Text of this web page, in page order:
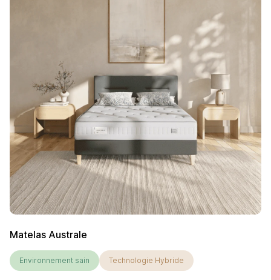
Matelas Australe
Environnement sain Technologie Hybride